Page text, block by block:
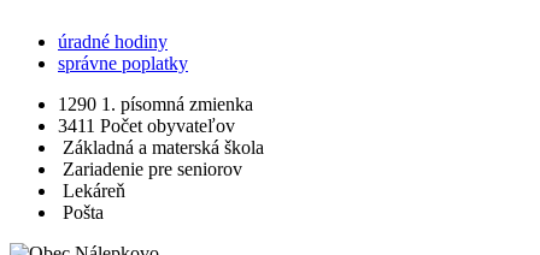
úradné hodiny
správne poplatky
1290 1. písomná zmienka
3411 Počet obyvateľov
Základná a materská škola
Zariadenie pre seniorov
Lekáreň
Pošta